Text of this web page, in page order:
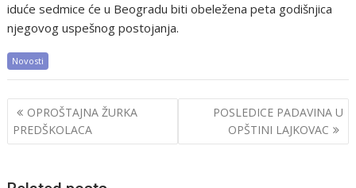
iduće sedmice će u Beogradu biti obeležena peta godišnjica
njegovog uspešnog postojanja.
Novosti
Post
navigation
OPROŠTAJNA ŽURKA
PREDŠKOLACA
POSLEDICE PADAVINA U
OPŠTINI LAJKOVAC